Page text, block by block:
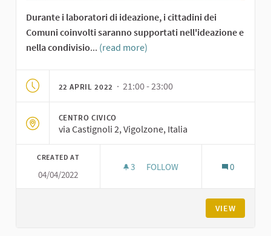
Durante i laboratori di ideazione, i cittadini dei
Comuni coinvolti saranno supportati nell'ideazione e
nella condivisio... (read more)
22 APRIL 2022 · 21:00 - 23:00
CENTRO CIVICO
via Castignoli 2, Vigolzone, Italia
CREATED AT
04/04/2022
3 3 FOLLOWERS
FOLLOW 0
VIEW